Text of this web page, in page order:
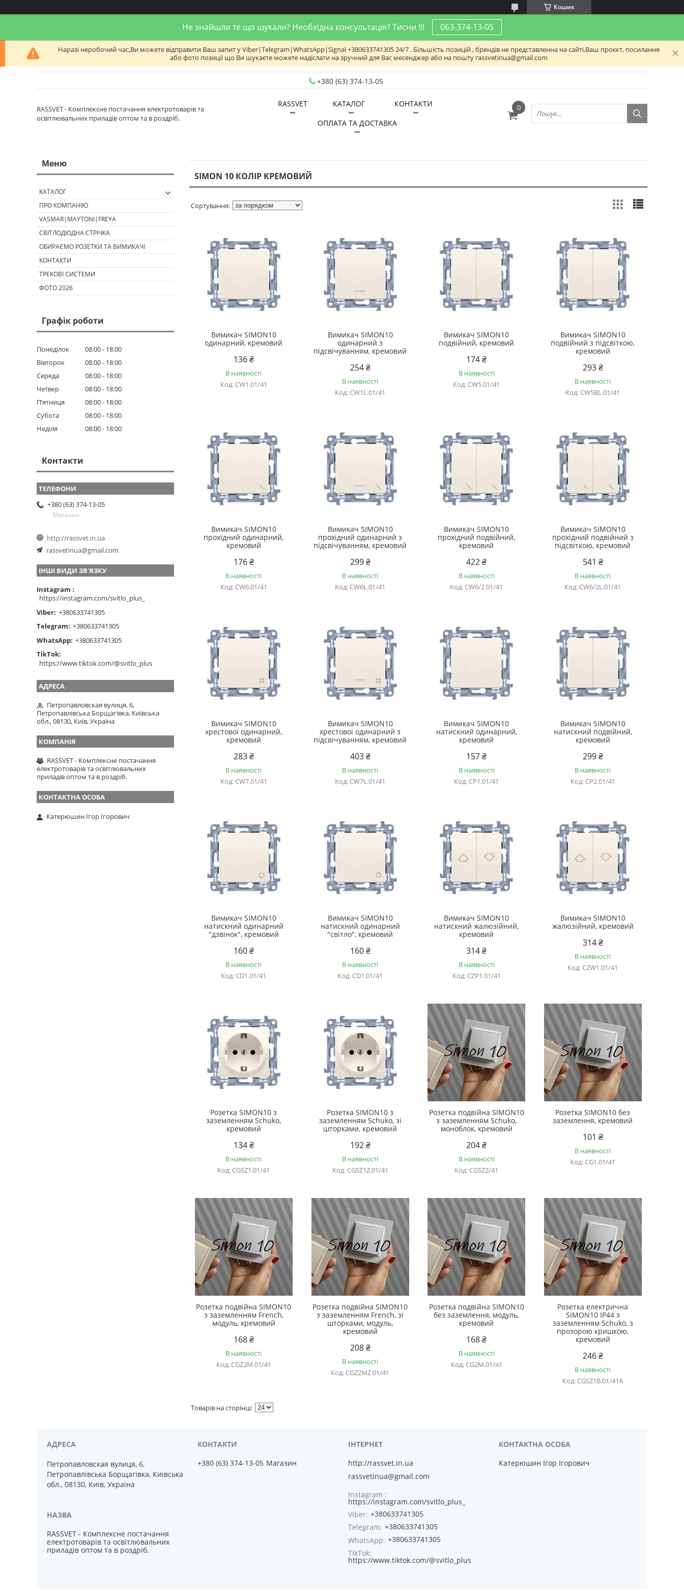
Кошик
Не знайшли те що шукали? Необхідна консультація? Тисни !!! 063-374-13-05
Наразі неробочий час,Ви можете відправити Ваш запит у Viber|Telegram|WhatsApp|Signal +380633741305 24/7 . Більшість позицій , брендів не представленна на сайті,Ваш проєкт, посилання
або фото позиції що Ви шукаєте можете надіслати на зручний для Вас месенджер або на пошту rassvetinua@gmail.com
+380 (63) 374-13-05
RASSVET - Комплексне постачання електротоварів та
освітлювальних приладів оптом та в роздріб.
RASSVET КАТАЛОГ
КОНТАКТИ
ОПЛАТА ТА ДОСТАВКА
SIMON 10 КОЛІР КРЕМОВИЙ
Вимикач SIMON10
одинарний, кремовий
136 ₴
В наявності
CW1.01/41
Вимикач SIMON10
одинарний з
підсвічуванням, кремовий
254 ₴
В наявності
CW1L.01/41
Вимикач SIMON10
подвійний, кремовий
174 ₴
В наявності
CW5.01/41
Вимикач SIMON10
подвійний з підсвіткою,
кремовий
293 ₴
В наявності
CW5BL.01/41
Вимикач SIMON10
прохідний одинарний,
кремовий
176 ₴
В наявності
CW6.01/41
Вимикач SIMON10
прохідний одинарний з
підсвічуванням, кремовий
299 ₴
В наявності
CW6L.01/41
Вимикач SIMON10
прохідний подвійний,
кремовий
422 ₴
В наявності
CW6/2.01/41
Вимикач SIMON10
прохідний подвійний з
підсвіткою, кремовий
541 ₴
В наявності
CW6/2L.01/41
Вимикач SIMON10
хрестової одинарний,
кремовий
283 ₴
В наявності
CW7.01/41
Вимикач SIMON10
хрестової одинарний з
підсвічуванням, кремовий
403 ₴
В наявності
CW7L.01/41
Вимикач SIMON10
натискний одинарний,
кремовий
157 ₴
В наявності
CP1.01/41
Вимикач SIMON10
натискний подвійний,
кремовий
299 ₴
В наявності
CP2.01/41
Вимикач SIMON10
натискний одинарний
"дзвінок", кремовий
160 ₴
В наявності
CD1.01/41
Вимикач SIMON10
натискний одинарний
"світло", кремовий
160 ₴
В наявності
CD1.01/41
Вимикач SIMON10
натискний жалюзійний,
кремовий
314 ₴
В наявності
CZP1.01/41
Вимикач SIMON10
жалюзійний, кремовий
314 ₴
В наявності
CZW1.01/41
Розетка SIMON10 з
заземленням Schuko,
кремовий
134 ₴
В наявності
CGSZ1.01/41
Розетка SIMON10 з
заземленням Schuko, зі
шторками, кремовий
192 ₴
В наявності
CGSZ1Z.01/41
Розетка подвійна SIMON10
з заземленням Schuko,
моноблок, кремовий
204 ₴
В наявності
CGSZ2/41
Розетка SIMON10 без
заземлення, кремовий
101 ₴
В наявності
CG1.01/41
Розетка подвійна SIMON10
з заземленням French,
модуль, кремовий
168 ₴
В наявності
CGZ2M.01/41
Розетка подвійна SIMON10
з заземленням French, зі
шторками, модуль,
кремовий
208 ₴
В наявності
CGZ2MZ.01/41
Розетка подвійна SIMON10
без заземлення, модуль,
кремовий
168 ₴
В наявності
CG2M.01/41
Розетка електрична
SIMON10 IP44 з
заземленням Schuko, з
прозорою кришкою,
кремовий
246 ₴
В наявності
CGSZ1B.01/41A
КАТАЛОГ
ПРО КОМПАНІЮ
VASMAR|MAYTONI|FREYA
СВІТЛОДІОДНА СТРІЧКА
ОБИРАЄМО РОЗЕТКИ ТА ВИМИКАЧІ
КОНТАКТИ
ТРЕКОВІ СИСТЕМИ
ФОТО 2026
Графік роботи
Понеділок 08:00
18:00
Вівторок
08:00
18:00
Середа
08:00
18:00
Четвер
08:00
18:00
Пʼятниця
08:00
18:00
Субота
08:00
18:00
Неділя
08:00 18:00
Контакти
+380 (63) 374-13-05
Магазин
http://rassvet.in.ua
rassvetinua@gmail.com
ІНШІ ВИДИ ЗВ'ЯЗКУ
Instagram
https://instagram.com/svitlo_plus_
Viber +380633741305
Telegram +380633741305
WhatsApp +380633741305
TikTok
https://www.tiktok.com/@svitlo_plus
Петропавловская вулиця, 6,
Петропавлівська Борщагівка, Київська
обл., 08130, Київ, Україна
RASSVET - Комплексне постачання
електротоварів та освітлювальних
приладів оптом та в роздріб.
Катерюшин Ігор Ігорович
Петропавловская вулиця, 6,
Петропавлівська Борщагівка, Київська
обл., 08130, Київ, Україна
RASSVET - Комплексне постачання
електротоварів та освітлювальних
приладів оптом та в роздріб.
+380 (63) 374-13-05 Магазин
http://rassvet.in.ua
rassvetinua@gmail.com
Instagram
https://instagram.com/svitlo_plus_
Viber +380633741305
Telegram +380633741305
WhatsApp +380633741305
TikTok
https://www.tiktok.com/@svitlo_plus
Катерюшин Ігор Ігорович